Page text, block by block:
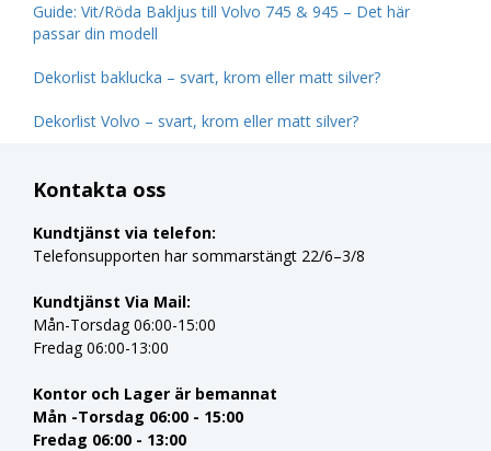
Guide: Vit/Röda Bakljus till Volvo 745 & 945 – Det här
passar din modell
Dekorlist baklucka – svart, krom eller matt silver?
Dekorlist Volvo – svart, krom eller matt silver?
Kontakta oss
Kundtjänst via telefon:
Telefonsupporten har sommarstängt 22/6–3/8
Kundtjänst Via Mail:
Mån-Torsdag 06:00-15:00
Fredag 06:00-13:00
Kontor och Lager är bemannat
Mån -Torsdag 06:00 - 15:00
Fredag 06:00 - 13:00